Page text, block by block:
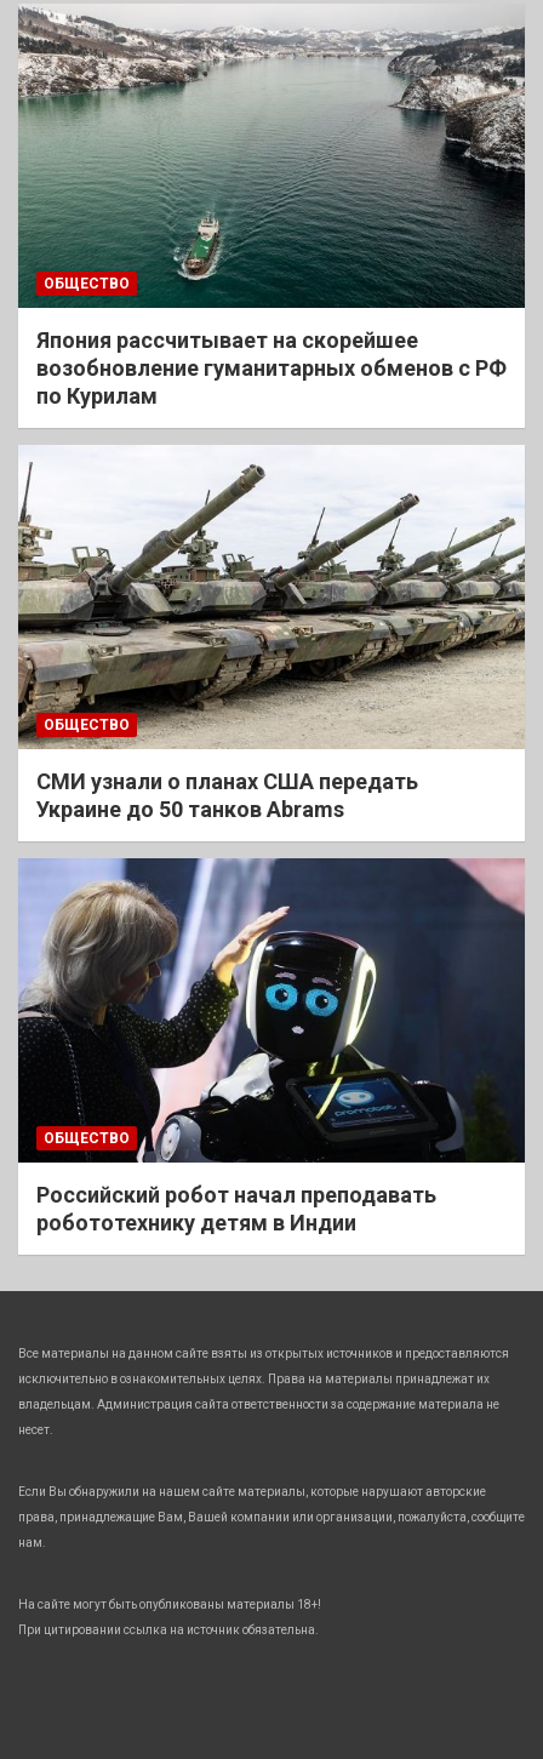
ОБЩЕСТВО
Япония рассчитывает на скорейшее
возобновление гуманитарных обменов с РФ
по Курилам
ОБЩЕСТВО
СМИ узнали о планах США передать
Украине до 50 танков Abrams
ОБЩЕСТВО
Российский робот начал преподавать
робототехнику детям в Индии
Все материалы на данном сайте взяты из открытых источников и предоставляются
исключительно в ознакомительных целях. Права на материалы принадлежат их
владельцам. Администрация сайта ответственности за содержание материала не
несет.
Если Вы обнаружили на нашем сайте материалы, которые нарушают авторские
права, принадлежащие Вам, Вашей компании или организации, пожалуйста, сообщите
нам.
На сайте могут быть опубликованы материалы 18+!
При цитировании ссылка на источник обязательна.